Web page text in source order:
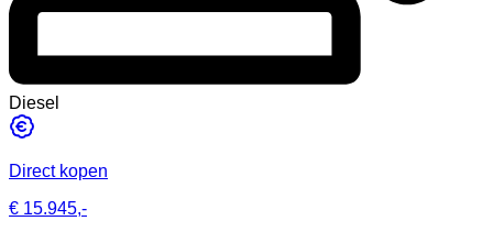
Diesel
Direct kopen
€ 15.945,-